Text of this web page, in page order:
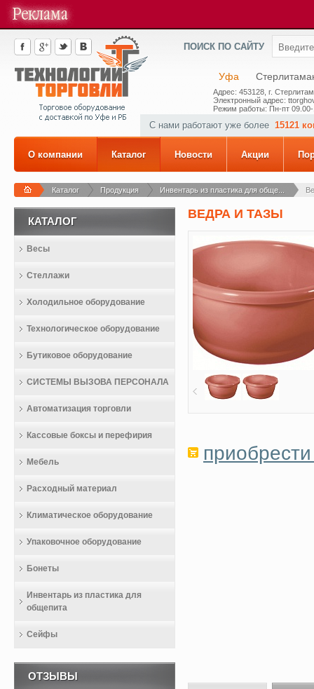
ПОИСК ПО САЙТУ
Уфа
Адрес: 453128, г.
Электронный адрес:
Режим работы: Пн-пт
С нами работают уже более 15121
О компании Каталог Новости Акции
Каталог Продукция Инвентарь из пластика для обще...
ВЕДРА И ТАЗЫ
КАТАЛОГ
Весы
Стеллажи
Холодильное оборудование
Технологическое оборудование
Бутиковое оборудование
СИСТЕМЫ ВЫЗОВА ПЕРСОНАЛА
Автоматизация торговли
Кассовые боксы и перефирия
Мебель
Расходный материал
Климатическое оборудование
Упаковочное оборудование
Бонеты
Инвентарь из пластика для
общепита
Сейфы
ОТЗЫВЫ